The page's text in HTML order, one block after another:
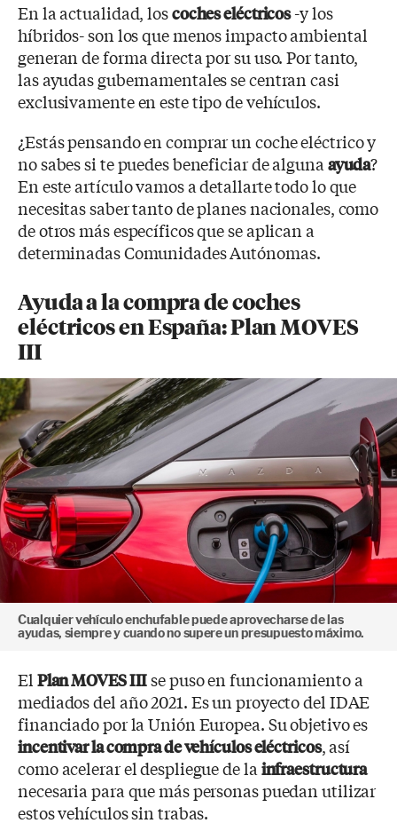
En la actualidad, loscoches eléctricos-y los
híbridos- son los que menos impacto ambiental
generan de forma directa por su uso. Por tanto,
las ayudas gubernamentales se centran casi
exclusivamente en este tipo de vehículos.
¿Estás pensando en comprar un coche eléctrico y
no sabes si te puedes beneficiar de algunaayuda?
En este artículo vamos a detallarte todo lo que
necesitas saber tanto de planes nacionales, como
de otros más específicos que se aplican a
determinadas Comunidades Autónomas.
Ayuda a la compra de coches
eléctricos en España: Plan MOVES
III
Cualquier vehículo enchufable puede aprovecharse de las
ayudas, siempre y cuando no supere un presupuesto máximo.
El Plan MOVES IIIse puso en funcionamiento a
mediados del año 2021. Es un proyecto del IDAE
financiado por la Unión Europea. Su objetivo es
incentivar la compra de vehículos eléctricos, así
como acelerar el despliegue de la infraestructura
necesaria para que más personas puedan utilizar
estos vehículos sin trabas.